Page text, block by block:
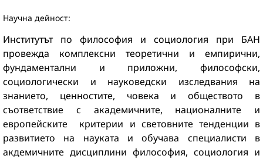
Научна дейност:
Институтът по философия и социология при БАН
провежда комплексни теоретични и емпирични,
фундаментални и приложни, философски,
социологически и науковедски изследвания на
знанието, ценностите, човека и обществото в
съответствие с академичните, националните и
европейските критерии и световните тенденции в
развитието на науката и обучава специалисти в
акдемичните дисциплини философия, социология и